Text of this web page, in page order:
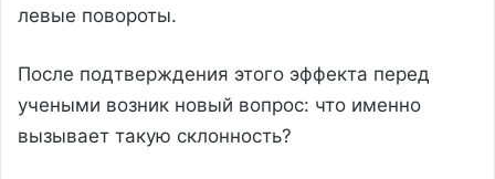
левые повороты.
После подтверждения этого эффекта перед
учеными возник новый вопрос: что именно
вызывает такую склонность?